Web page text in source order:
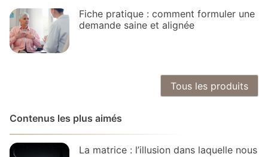
Fiche pratique : comment formuler une
demande saine et alignée
Tous les produits
Contenus les plus aimés
La matrice : l’illusion dans laquelle nous